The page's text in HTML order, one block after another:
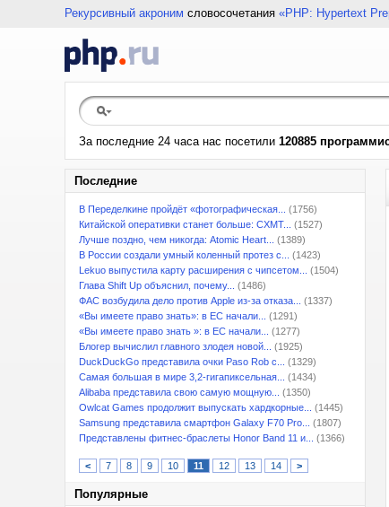
Рекурсивный акроним словосочетания «PHP: Hypertext
За последние 24 часа нас посетили 120885
Последние
В Переделкине пройдёт «фотографическая...
(1756)
Китайской оперативки станет больше: CXMT...
(1527)
Лучше поздно, чем никогда: Atomic Heart...
(1389)
В России создали умный коленный протез с...
(1423)
Lekuo выпустила карту расширения с чипсетом...
(1504)
Глава Shift Up объяснил, почему...
(1486)
ФАС возбудила дело против Apple из-за отказа...
(1337)
«Вы имеете право знать»: в ЕС начали...
(1291)
«Вы имеете право знать »: в ЕС начали...
(1277)
Блогер вычислил главного злодея новой...
(1925)
DuckDuckGo представила очки Paso Rob с...
(1329)
Самая большая в мире 3,2-гигапиксельная...
(1434)
Alibaba представила свою самую мощную...
(1350)
Owlcat Games продолжит выпускать хардкорные...
(1445)
Samsung представила смартфон Galaxy F70 Pro...
(1807)
Представлены фитнес-браслеты Honor Band 11 и...
(1366)
< 7 8 9 10 11 12 13 14 >
Популярные